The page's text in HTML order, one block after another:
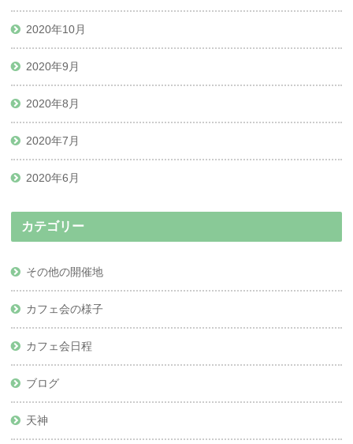
2020年10月
2020年9月
2020年8月
2020年7月
2020年6月
カテゴリー
その他の開催地
カフェ会の様子
カフェ会日程
ブログ
天神